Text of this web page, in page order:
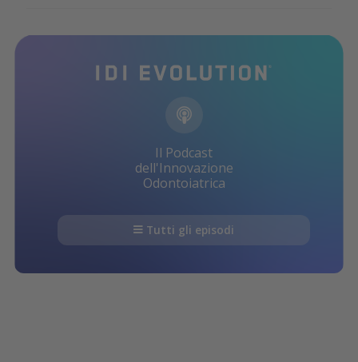
Il Podcast
dell'Innovazione
Odontoiatrica
Tutti gli episodi